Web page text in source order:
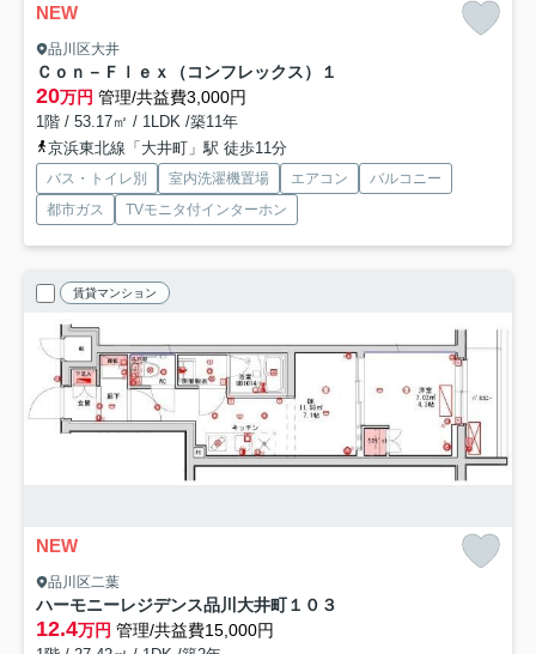
NEW
品川区大井
Ｃｏｎ－Ｆｌｅｘ（コンフレックス） １
20万円 管理/共益費3,000円
1階 / 53.17㎡ / 1LDK /築11年
京浜東北線「大井町」駅 徒歩11分
バス・トイレ別 室内洗濯機置場 エアコン
バルコニー
都市ガス
TVモニタ付インターホン
賃貸マンション
NEW
品川区二葉
ハーモニーレジデンス品川大井町１０３
12.4万円 管理/共益費15,000円